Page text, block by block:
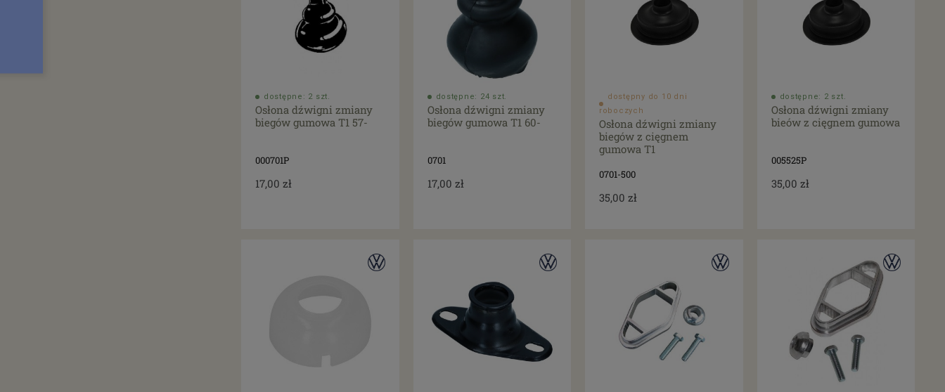
dostępne: 2 szt.
Osłona dźwigni zmiany
biegów gumowa T1 57-
000701P
17,00 zł
dostępne: 24 szt.
Osłona dźwigni zmiany
biegów gumowa T1 60-
0701
17,00 zł
dostępny do 10 dni
roboczych
Osłona dźwigni zmiany
biegów z cięgnem
gumowa T1
0701-500
35,00 zł
dostępne: 2 szt.
Osłona dźwigni zmiany
bieów z cięgnem gumowa
005525P
35,00 zł